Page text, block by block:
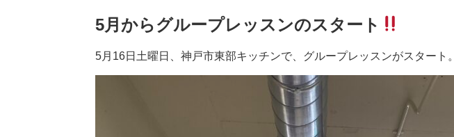
5月からグループレッスンのスタート
5月16日土曜日、神戸市東部キッチンで、グループレッスンがスタート。